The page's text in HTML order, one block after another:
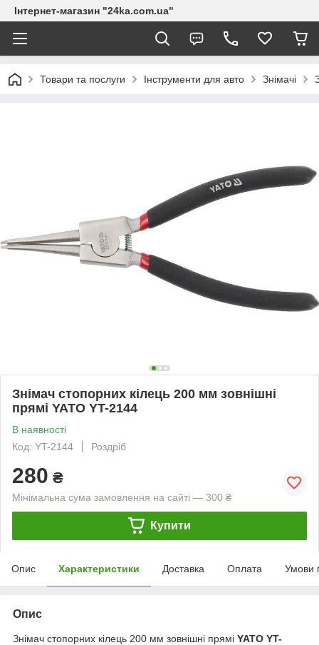
Інтернет-магазин "24ka.com.ua"
Товари та послуги Інструменти для авто Знімачі
Знімач стопорних кілець 200 мм зовнішні
прямі YATO YT-2144
В наявності
Код: YT-2144
Роздріб
280 ₴
Мінімальна сума замовлення на сайті — 300 ₴
Купити
Опис Характеристики Доставка Оплата Умови
Опис
Знімач стопорних кілець 200 мм зовнішні прямі YATO YT-